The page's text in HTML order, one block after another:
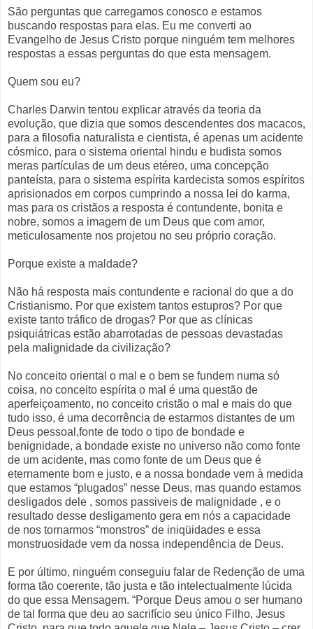
São perguntas que carregamos conosco e estamos
buscando respostas para elas. Eu me converti ao
Evangelho de Jesus Cristo porque ninguém tem melhores
respostas a essas perguntas do que esta mensagem.
Quem sou eu?
Charles Darwin tentou explicar através da teoria da
evolução, que dizia que somos descendentes dos macacos,
para a filosofia naturalista e cientista, é apenas um acidente
cósmico, para o sistema oriental hindu e budista somos
meras partículas de um deus etéreo, uma concepção
panteísta, para o sistema espírita kardecista somos espíritos
aprisionados em corpos cumprindo a nossa lei do karma,
mas para os cristãos a resposta é contundente, bonita e
nobre, somos a imagem de um Deus que com amor,
meticulosamente nos projetou no seu próprio coração.
Porque existe a maldade?
Não há resposta mais contundente e racional do que a do
Cristianismo. Por que existem tantos estupros? Por que
existe tanto tráfico de drogas? Por que as clínicas
psiquiátricas estão abarrotadas de pessoas devastadas
pela malignidade da civilização?
No conceito oriental o mal e o bem se fundem numa só
coisa, no conceito espírita o mal é uma questão de
aperfeiçoamento, no conceito cristão o mal e mais do que
tudo isso, é uma decorrência de estarmos distantes de um
Deus pessoal,fonte de todo o tipo de bondade e
benignidade, a bondade existe no universo não como fonte
de um acidente, mas como fonte de um Deus que é
eternamente bom e justo, e a nossa bondade vem à medida
que estamos “plugados” nesse Deus, mas quando estamos
desligados dele , somos passiveis de malignidade , e o
resultado desse desligamento gera em nós a capacidade
de nos tornarmos “monstros” de iniqüidades e essa
monstruosidade vem da nossa independência de Deus.
E por último, ninguém conseguiu falar de Redenção de uma
forma tão coerente, tão justa e tão intelectualmente lúcida
do que essa Mensagem. “Porque Deus amou o ser humano
de tal forma que deu ao sacrifício seu único Filho, Jesus